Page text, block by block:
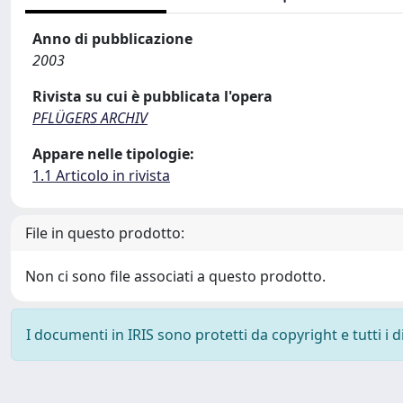
Anno di pubblicazione
2003
Rivista su cui è pubblicata l'opera
PFLÜGERS ARCHIV
Appare nelle tipologie:
1.1 Articolo in rivista
File in questo prodotto:
Non ci sono file associati a questo prodotto.
I documenti in IRIS sono protetti da copyright e tutti i